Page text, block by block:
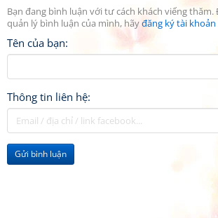
Bạn đang bình luận với tư cách khách viếng
quản lý bình luận của mình, hãyđăng ký tài khoản
Tên của bạn:
Thông tin liên hệ:
Gửi bình luận